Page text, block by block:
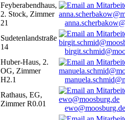
Feyberabendhaus,
2. Stock, Zimmer
21
Sudetenlandstraße
14
Huber-Haus, 2.
OG, Zimmer
H2.1
Rathaus, EG,
Zimmer R0.01
ewo@moosburg.de